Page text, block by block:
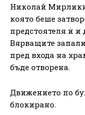
Николай
която беше
предстоятеля ѝ
Вярващите
пред входа на
бъде отворена.
Движението по
блокирано.